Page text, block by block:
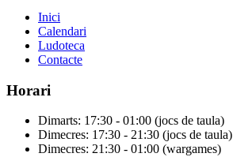
Inici
Calendari
Ludoteca
Contacte
Horari
Dimarts: 17:30 - 01:00 (jocs de taula)
Dimecres: 17:30 - 21:30 (jocs de taula)
Dimecres: 21:30 - 01:00 (wargames)